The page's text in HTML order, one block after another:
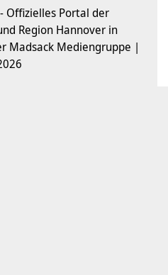
Offizielles Portal der
Region Hannover in
Madsack Mediengruppe |